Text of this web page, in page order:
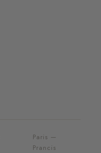
Paris —
Prancis